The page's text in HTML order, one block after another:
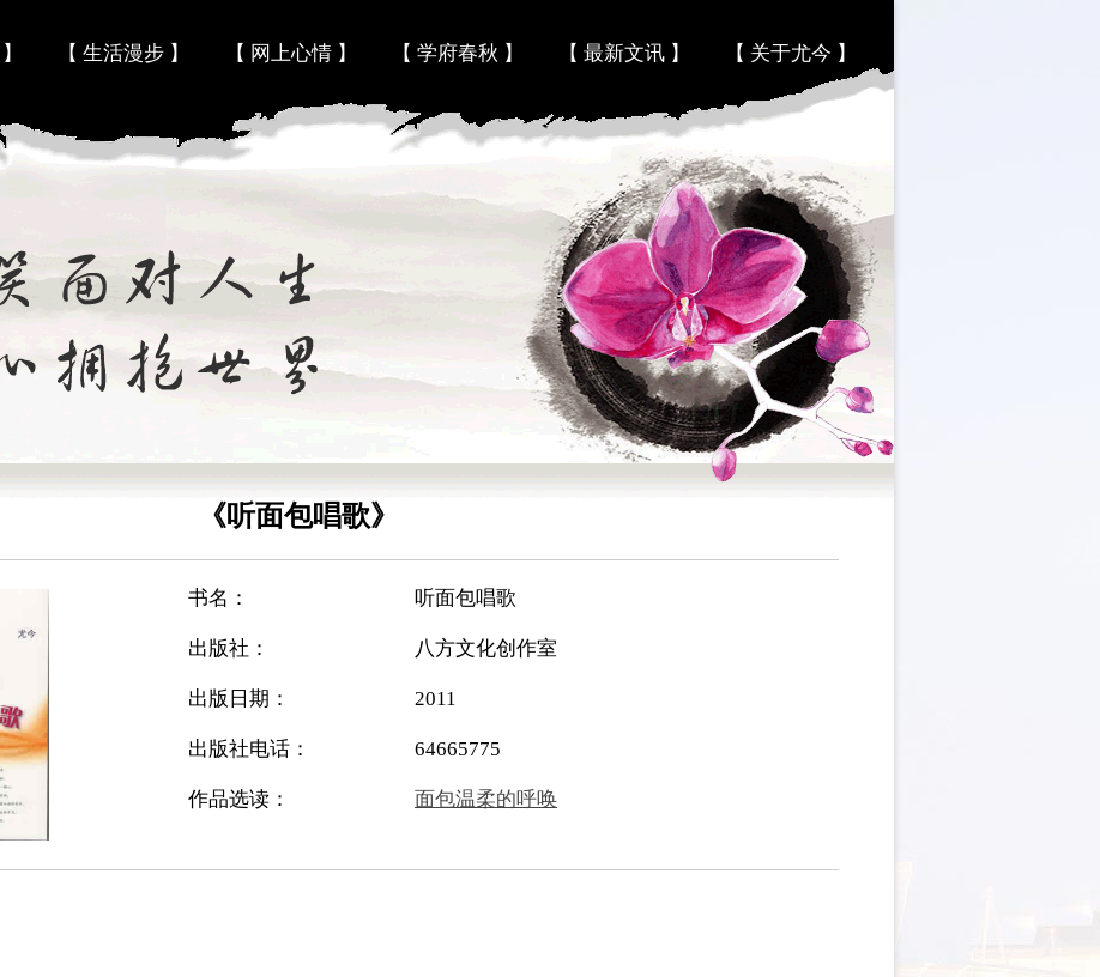
【 生活漫步 】 【 网上心情 】 【 学府春秋 】 【 最新文讯 】 【 关于尤今 】
《听面包唱歌》
书名： 听面包唱歌
出版社： 八方文化创作室
出版日期： 2011
出版社电话： 64665775
作品选读： 面包温柔的呼唤